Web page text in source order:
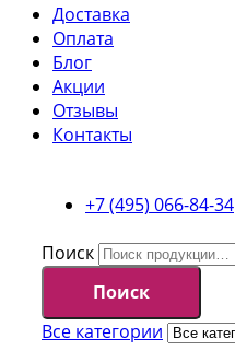
Доставка
Оплата
Блог
Акции
Отзывы
Контакты
+7 (495) 066-84-34
Поиск
Поиск
Все категории